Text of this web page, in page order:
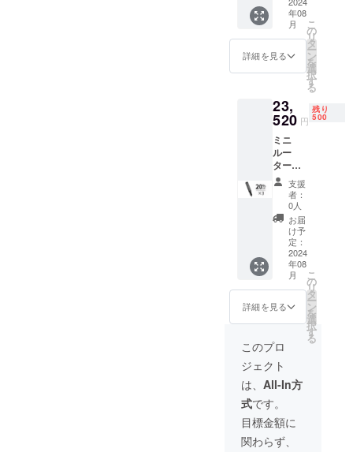
み（日
本国内
限定）
内容物
（1個
分）：
ルー
ター×1
アクセ
サリー
×42 充
電ケー
ブル×1
年08
月
詳細を見る
こ
の
リ
タ
ー
ン
を
選
択
す
る
23,
520 円
残り
500
ミニ
ルー
ター
「DUK
A」×3
定価：
29,400
円（税
込） ※
送料込
み（日
本国内
限定）
内容物
（1個
分）：
ミニ
ルー
ター×1
アクセ
サリー
×42 充
電ケー
ブル×1
支援
者：
0人
お届
け予
定：
2024
年08
月
詳細を見る
こ
の
リ
タ
ー
ン
を
選
択
す
る
このプロ
ジェクト
は、 All-In方
式です。
目標金額に
関わらず、